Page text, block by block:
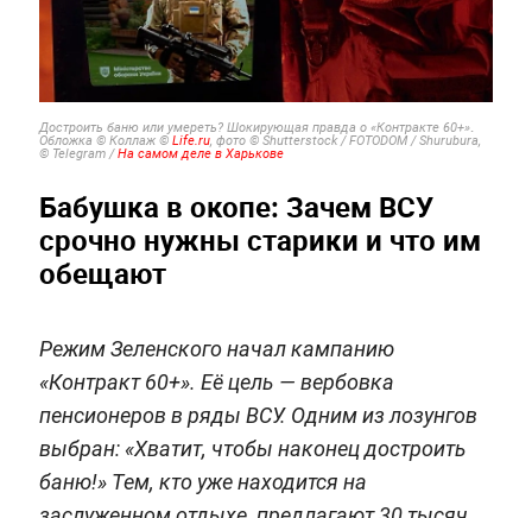
Достроить баню или умереть? Шокирующая правда о «Контракте 60+».
Обложка © Коллаж © Life.ru, фото © Shutterstock / FOTODOM / Shurubura,
© Telegram /На самом деле в Харькове
Бабушка в окопе: Зачем ВСУ
срочно нужны старики и что им
обещают
Режим Зеленского начал кампанию
«Контракт 60+». Её цель — вербовка
пенсионеров в ряды ВСУ. Одним из лозунгов
выбран: «Хватит, чтобы наконец достроить
баню!» Тем, кто уже находится на